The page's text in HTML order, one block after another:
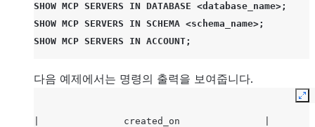
CALCULATE_PRODUCT_AND_SUM
HANDLER
=
'calculate_values'
SHOW MCP SERVERS IN DATABASE <database_name>;
SHOW MCP SERVERS IN SCHEMA <schema_name>;
SHOW MCP SERVERS IN ACCOUNT;
다음 예제에서는 명령의 출력을 보여줍니다.
|               created_on               |